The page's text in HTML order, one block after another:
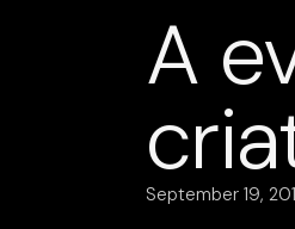
A
September 19,